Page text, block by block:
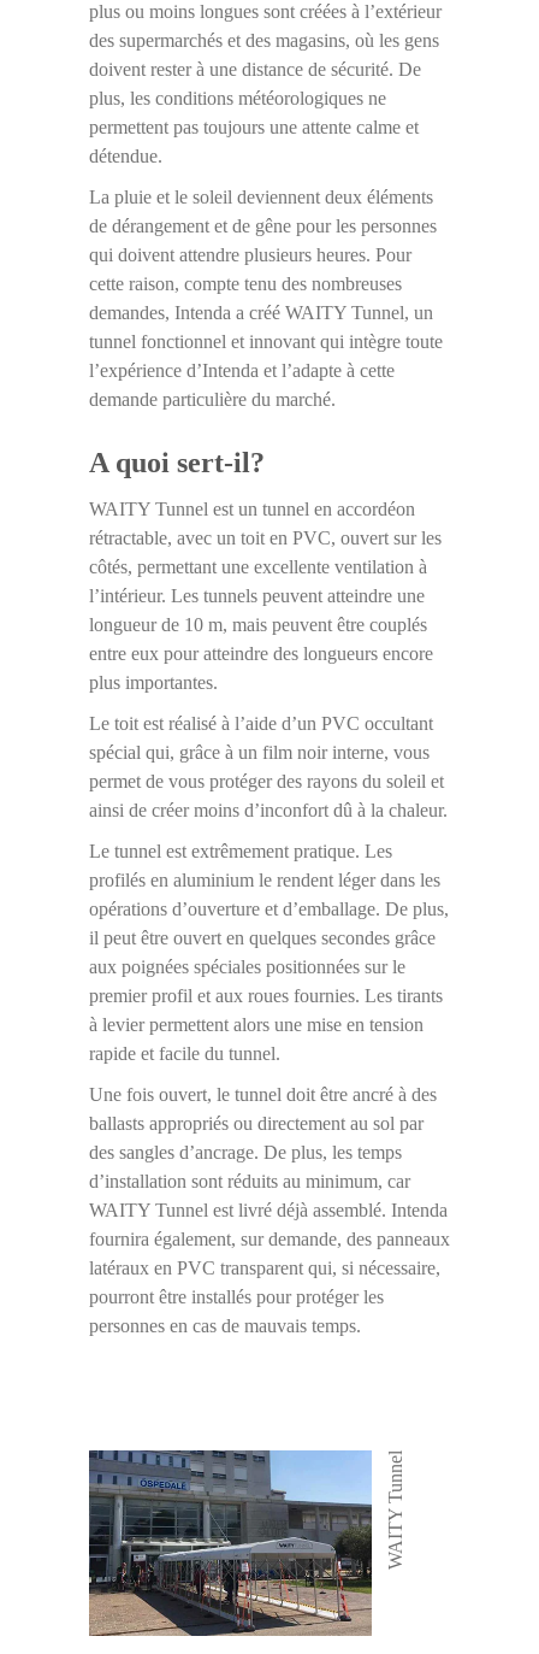
plus ou moins longues sont créées à l’extérieur
des supermarchés et des magasins, où les gens
doivent rester à une distance de sécurité. De
plus, les conditions météorologiques ne
permettent pas toujours une attente calme et
détendue.
La pluie et le soleil deviennent deux éléments
de dérangement et de gêne pour les personnes
qui doivent attendre plusieurs heures. Pour
cette raison, compte tenu des nombreuses
demandes, Intenda a créé WAITY Tunnel, un
tunnel fonctionnel et innovant qui intègre toute
l’expérience d’Intenda et l’adapte à cette
demande particulière du marché.
A quoi sert-il?
WAITY Tunnel est un tunnel en accordéon
rétractable, avec un toit en PVC, ouvert sur les
côtés, permettant une excellente ventilation à
l’intérieur. Les tunnels peuvent atteindre une
longueur de 10 m, mais peuvent être couplés
entre eux pour atteindre des longueurs encore
plus importantes.
Le toit est réalisé à l’aide d’un PVC occultant
spécial qui, grâce à un film noir interne, vous
permet de vous protéger des rayons du soleil et
ainsi de créer moins d’inconfort dû à la chaleur.
Le tunnel est extrêmement pratique. Les
profilés en aluminium le rendent léger dans les
opérations d’ouverture et d’emballage. De plus,
il peut être ouvert en quelques secondes grâce
aux poignées spéciales positionnées sur le
premier profil et aux roues fournies. Les tirants
à levier permettent alors une mise en tension
rapide et facile du tunnel.
Une fois ouvert, le tunnel doit être ancré à des
ballasts appropriés ou directement au sol par
des sangles d’ancrage. De plus, les temps
d’installation sont réduits au minimum, car
WAITY Tunnel est livré déjà assemblé. Intenda
fournira également, sur demande, des panneaux
latéraux en PVC transparent qui, si nécessaire,
pourront être installés pour protéger les
personnes en cas de mauvais temps.
WAITY Tunnel